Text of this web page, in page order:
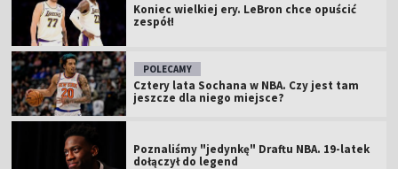
Koniec wielkiej ery. LeBron chce opuścić
zespół!
POLECAMY
Cztery lata Sochana w NBA. Czy jest tam
jeszcze dla niego miejsce?
Poznaliśmy "jedynkę" Draftu NBA. 19-latek
dołączył do legend